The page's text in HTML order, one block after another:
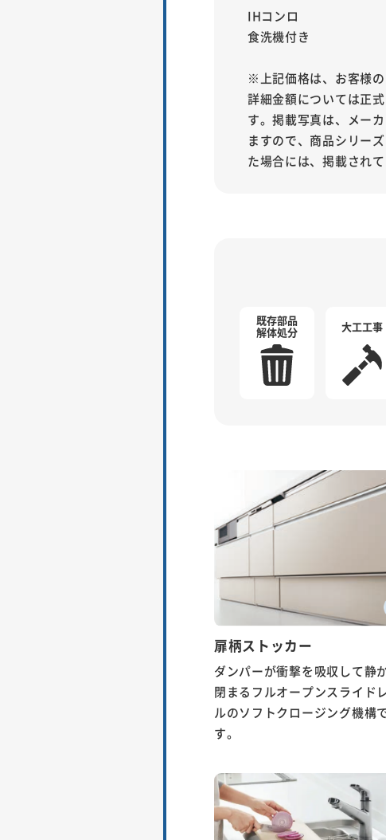
IHコンロ
食洗機付き
※上記価格は、お客様の
詳細金額については正
す。掲載写真は、メー
ますので、商品シリー
た場合には、掲載され
既存部品
解体処分 大工工事
扉柄ストッカー
ダンパーが衝撃を吸収して静
閉まるフルオープンスライド
ルのソフトクロージング機構
す。